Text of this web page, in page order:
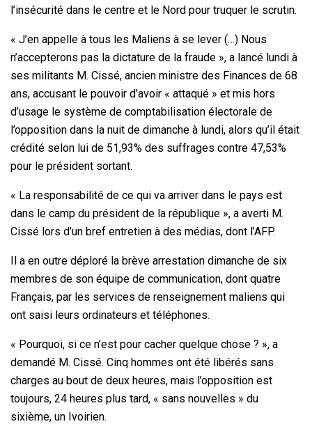
l’insécurité dans le centre et le Nord pour truquer le scrutin.
« J’en appelle à tous les Maliens à se lever (…) Nous
n’accepterons pas la dictature de la fraude », a lancé lundi à
ses militants M. Cissé, ancien ministre des Finances de 68
ans, accusant le pouvoir d’avoir « attaqué » et mis hors
d’usage le système de comptabilisation électorale de
l’opposition dans la nuit de dimanche à lundi, alors qu’il était
crédité selon lui de 51,93% des suffrages contre 47,53%
pour le président sortant.
« La responsabilité de ce qui va arriver dans le pays est
dans le camp du président de la république », a averti M.
Cissé lors d’un bref entretien à des médias, dont l’AFP.
Il a en outre déploré la brève arrestation dimanche de six
membres de son équipe de communication, dont quatre
Français, par les services de renseignement maliens qui
ont saisi leurs ordinateurs et téléphones.
« Pourquoi, si ce n’est pour cacher quelque chose ? », a
demandé M. Cissé. Cinq hommes ont été libérés sans
charges au bout de deux heures, mais l’opposition est
toujours, 24 heures plus tard, « sans nouvelles » du
sixième, un Ivoirien.